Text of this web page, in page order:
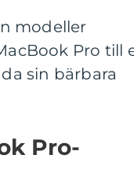
modeller
Pro till
sin bärbara
Pro-